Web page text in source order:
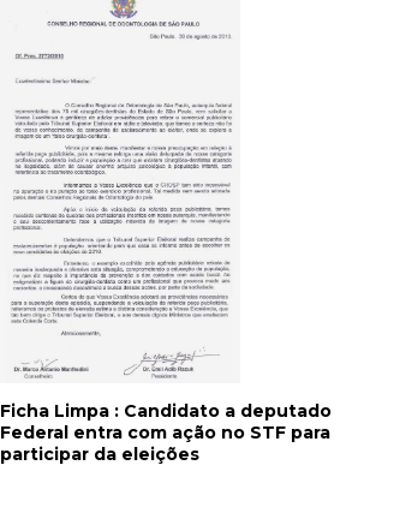
Ficha Limpa : Candidato a deputado
Federal entra com ação no STF para
participar da eleições